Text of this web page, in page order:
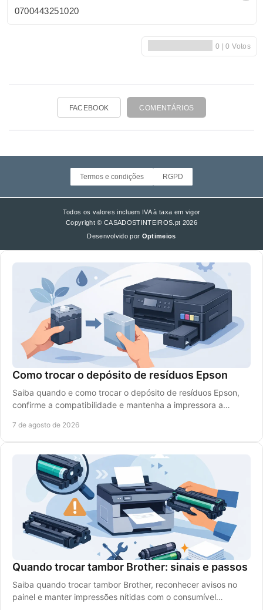
0700443251020
FACEBOOK COMENTÁRIOS
Termos e condições RGPD
Todos os valores incluem IVA à taxa em vigor
Copyright © CASADOSTINTEIROS.pt 2026
Desenvolvido por Optimeios
Como trocar o depósito de resíduos Epson
Saiba quando e como trocar o depósito de resíduos Epson,
confirme a compatibilidade e mantenha a impressora a
7 de agosto de 2026
Quando trocar tambor Brother: sinais e passos
Saiba quando trocar tambor Brother, reconhecer avisos no
painel e manter impressões nítidas com o consumível